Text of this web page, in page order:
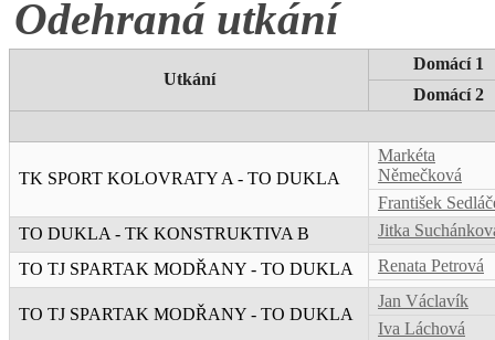
Odehraná utkání
Utkání
Domácí 1
Domácí 2
TK SPORT KOLOVRATY A - TO DUKLA
Markéta
Němečková
František
TO DUKLA - TK KONSTRUKTIVA B
Jitka
TO TJ SPARTAK MODŘANY - TO DUKLA Renata Petrová
TO TJ SPARTAK MODŘANY - TO DUKLA
Jan Václavík
Iva Láchová